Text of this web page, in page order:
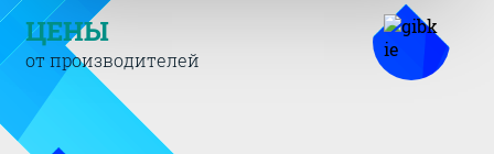
ЦЕНЫ
от производителей